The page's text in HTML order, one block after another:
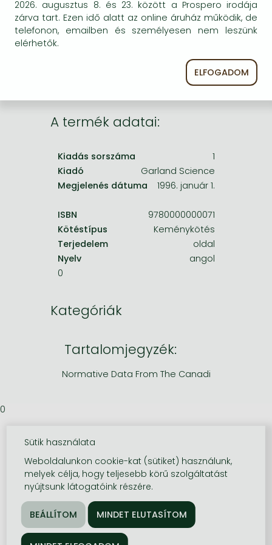
Frieren manga
Bleach manga
One-Punch Man manga
egyszer keresni szerzővel és címmel. Ha nem talál
másik, kapható kiadást, forduljon
ügyfélszolgálatunkhoz!
A termék adatai:
Kiadás sorszáma
1
Kiadó
Garland Science
Megjelenés dátuma
1996. január 1.
ISBN
9780000000071
Kötéstípus
Keménykötés
Terjedelem
oldal
Nyelv
angol
0
Kategóriák
Tartalomjegyzék:
Normative Data From The Canadi
0
2026. augusztus 8. és 23. között a Prospero irodája
zárva tart. Ezen idő alatt az online áruház működik, de
telefonon, emailben és személyesen nem leszünk
elérhetők.
ELFOGADOM
Sütik használata
Weboldalunkon cookie-kat (sütiket) használunk,
melyek célja, hogy teljesebb körű szolgáltatást
nyújtsunk látogatóink részére.